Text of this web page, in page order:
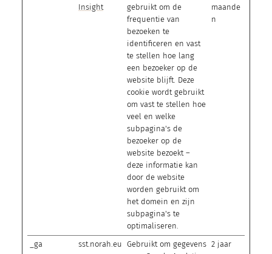
Insight
gebruikt om de
frequentie van
bezoeken te
identificeren en vast
te stellen hoe lang
een bezoeker op de
website blijft. Deze
cookie wordt gebruikt
om vast te stellen hoe
veel en welke
subpagina's de
bezoeker op de
website bezoekt –
deze informatie kan
door de website
worden gebruikt om
het domein en zijn
subpagina's te
optimaliseren.
maande
n
_ga sst.norah.eu Gebruikt om gegevens 2 jaar